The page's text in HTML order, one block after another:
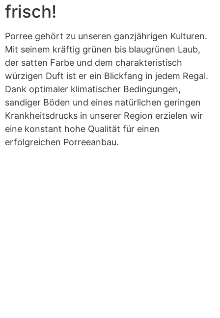
frisch!
Porree gehört zu unseren ganzjährigen Kulturen.
Mit seinem kräftig grünen bis blaugrünen Laub,
der satten Farbe und dem charakteristisch
würzigen Duft ist er ein Blickfang in jedem Regal.
Dank optimaler klimatischer Bedingungen,
sandiger Böden und eines natürlichen geringen
Krankheitsdrucks in unserer Region erzielen wir
eine konstant hohe Qualität für einen
erfolgreichen Porreeanbau.